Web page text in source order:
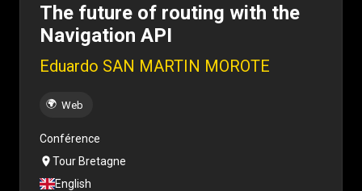
The future of routing with the
Navigation API
Eduardo SAN MARTIN MOROTE
🌍 Web
Conférence
Tour Bretagne
English